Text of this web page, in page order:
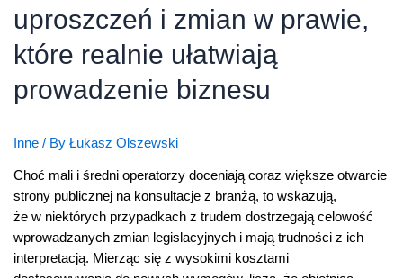
uproszczeń i zmian w prawie,
które realnie ułatwiają
prowadzenie biznesu
Inne/ By Łukasz Olszewski
Choć mali i średni operatorzy doceniają coraz większe otwarcie
strony publicznej na konsultacje z branżą, to wskazują,
że w niektórych przypadkach z trudem dostrzegają celowość
wprowadzanych zmian legislacyjnych i mają trudności z ich
interpretacją. Mierząc się z wysokimi kosztami